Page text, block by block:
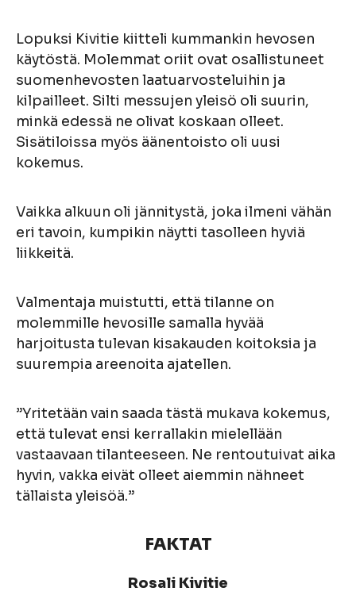
Lopuksi Kivitie kiitteli kummankin hevosen
käytöstä. Molemmat oriit ovat osallistuneet
suomenhevosten laatuarvosteluihin ja
kilpailleet. Silti messujen yleisö oli suurin,
minkä edessä ne olivat koskaan olleet.
Sisätiloissa myös äänentoisto oli uusi
kokemus.
Vaikka alkuun oli jännitystä, joka ilmeni vähän
eri tavoin, kumpikin näytti tasolleen hyviä
liikkeitä.
Valmentaja muistutti, että tilanne on
molemmille hevosille samalla hyvää
harjoitusta tulevan kisakauden koitoksia ja
suurempia areenoita ajatellen.
”Yritetään vain saada tästä mukava kokemus,
että tulevat ensi kerrallakin mielellään
vastaavaan tilanteeseen. Ne rentoutuivat aika
hyvin, vakka eivät olleet aiemmin nähneet
tällaista yleisöä.”
FAKTAT
Rosali Kivitie